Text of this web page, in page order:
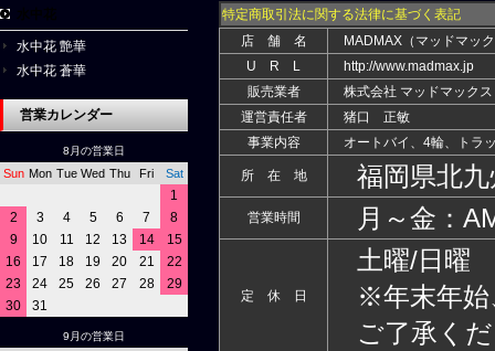
特定商取引法に関する法律に基づく表記
店 舗 名
MADMAX（マッドマッ
U R L
http://www.madmax.jp
販売業者
株式会社 マッドマックス
運営責任者
猪口 正敏
事業内容
オートバイ、4輪、トラ
所 在 地 福岡県北九
営業時間 月～金：
定 休 日
土曜/日曜
※年末年始
ご了承く
水中花 艶華
水中花 蒼華
営業カレンダー
8月の営業日
Sun Mon Tue Wed Thu Fri Sat
1
2
3 4 5 6 7
8
9
10 11 12 13 14
15
16
17 18 19 20 21
22
23
24 25 26 27 28
29
30
31
9月の営業日